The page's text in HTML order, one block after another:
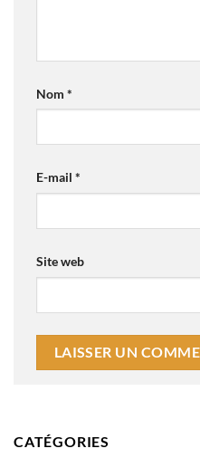
Nom *
E-mail *
Site web
CATÉGORIES